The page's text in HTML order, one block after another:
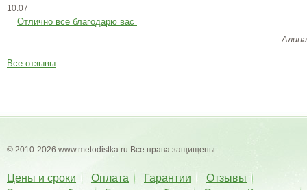
10.07
Отлично все благодарю вас
Алина
Все отзывы
© 2010-2026 www.metodistka.ru Все права защищены.
Цены и сроки Оплата Гарантии
Отзывы